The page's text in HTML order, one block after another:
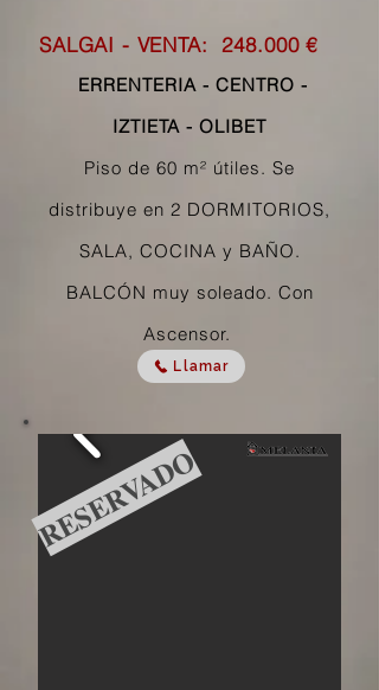
SALGAI - VENTA: 248.000 €
ERRENTERIA - CENTRO -
IZTIETA - OLIBET
Piso de 60 m² útiles. Se
distribuye en 2 DORMITORIOS,
SALA, COCINA y BAÑO.
BALCÓN muy soleado. Con
Ascensor.
Llamar
RESERVADO